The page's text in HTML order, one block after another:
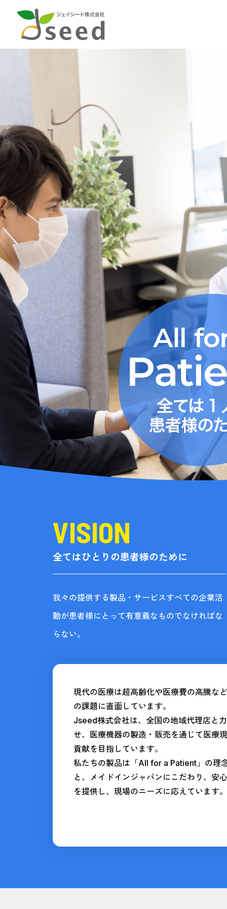
全てはひとりの患者様のために
我々の提供する製品・サービスすべての企業活
動が患者様にとって有意義なものでなければな
らない。
現代の医療は超高齢化や医療費の高騰な
の課題に直面しています。
Jseed株式会社は、全国の地域代理店と
せ、医療機器の製造・販売を通じて医療
貢献を目指しています。
私たちの製品は「All for a Patient」の理
と、メイドインジャパンにこだわり、安
を提供し、現場のニーズに応えています。